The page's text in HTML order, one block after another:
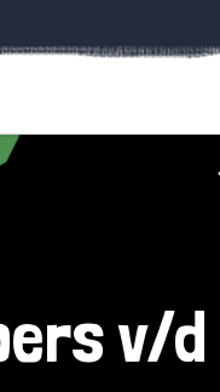
v/